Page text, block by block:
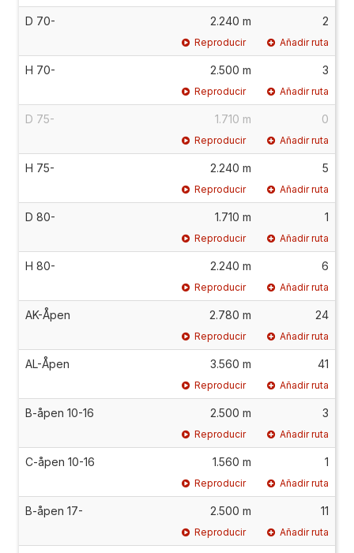
D 70- 2.240 m 2
Reproducir Añadir ruta
H 70- 2.500 m 3
Reproducir Añadir ruta
D 75- 1.710 m 0
Reproducir Añadir ruta
H 75- 2.240 m 5
Reproducir Añadir ruta
D 80- 1.710 m 1
Reproducir Añadir ruta
H 80- 2.240 m 6
Reproducir Añadir ruta
AK-Åpen 2.780 m 24
Reproducir Añadir ruta
AL-Åpen 3.560 m 41
Reproducir Añadir ruta
B-åpen 10-16 2.500 m 3
Reproducir Añadir ruta
C-åpen 10-16 1.560 m 1
Reproducir Añadir ruta
B-åpen 17- 2.500 m 11
Reproducir Añadir ruta